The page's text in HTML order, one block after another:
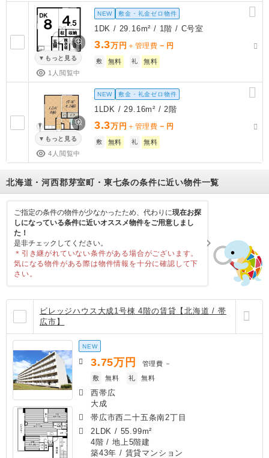
もっと見る
1人閲覧中
NEW 敷金・礼金ゼロ物件
1DK / 29.16m² / 1階 / C号室
3.3万円 ＋管理費 － 円
敷 無料 礼 無料
もっと見る
4人閲覧中
NEW 敷金・礼金ゼロ物件
1LDK / 29.16m² / 2階
3.3万円 ＋管理費 － 円
敷 無料 礼 無料
北海道・河西郡芽室町・東七条の条件に近い物件一覧
ご指定の条件の物件が少なかったため、代わりに現在お探
しになっている条件に近いオススメ物件をご用意しまし
た！
是非チェックしてください。
＊引き継がれていない条件がある場合がございます。
気になる物件がある際は物件情報を十分に確認して下
さい。
ビレッジハウス大成1号棟 4階の賃貸【北海道 / 帯
広市】
NEW
3.75万円 管理費 －
敷
無料 礼 無料
西帯広
大成
帯広市西二十五条南2丁目
2LDK / 55.99m²
4階 / 地上5階建
築43年 / 賃貸マンション